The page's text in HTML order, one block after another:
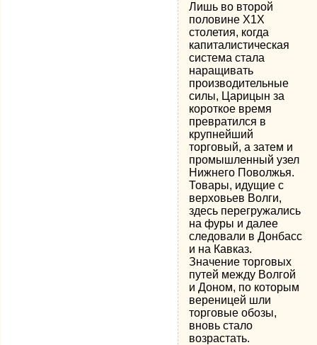
Лишь во второй
половине Х1Х
столетия, когда
капиталистическая
система стала
наращивать
производительные
силы, Царицын за
короткое время
превратился в
крупнейший
торговый, а затем и
промышленный узел
Нижнего Поволжья.
Товары, идущие с
верховьев Волги,
здесь перегружались
на фуры и далее
следовали в Донбасс
и на Кавказ.
Значение торговых
путей между Волгой
и Доном, по которым
вереницей шли
торговые обозы,
вновь стало
возрастать.